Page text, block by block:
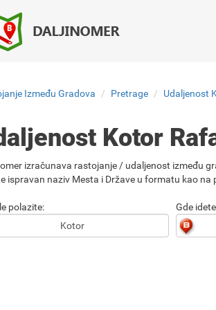
Između Gradova Pretrage Udaljenost
Kotor
izračunava rastojanje / udaljenost između
ispravan naziv Mesta i Države u formatu kao
polazite: Gde